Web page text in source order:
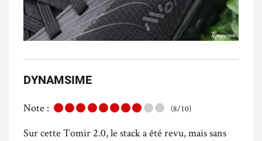
DYNAMSIME
Note : (8/10)
Sur cette Tomir 2.0, le stack a été revu, mais sans